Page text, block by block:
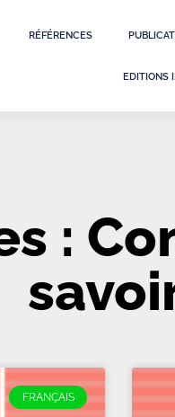
RÉFÉRENCES
EDITIONS
:
FRANÇAIS